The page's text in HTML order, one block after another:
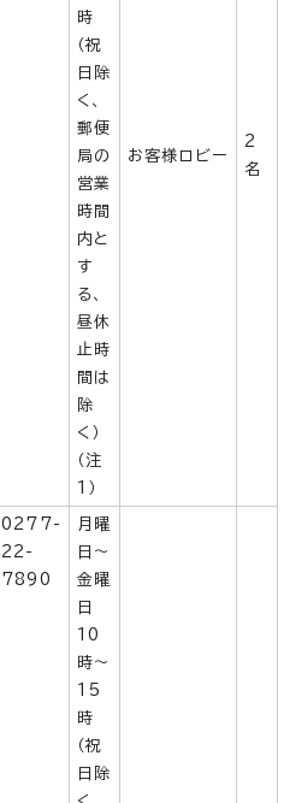
時
（祝
日除
く、
郵便
局の
営業
時間
内と
す
る、
昼休
止時
間は
除
く）
（注
1）
お客様ロビー
2
名
0277-
22-
7890
月曜
日～
金曜
日
10
時～
15
時
（祝
日除